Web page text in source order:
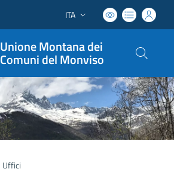
Lingua attiva:
ITA
Unione Montana dei
Comuni del Monviso
Uffici